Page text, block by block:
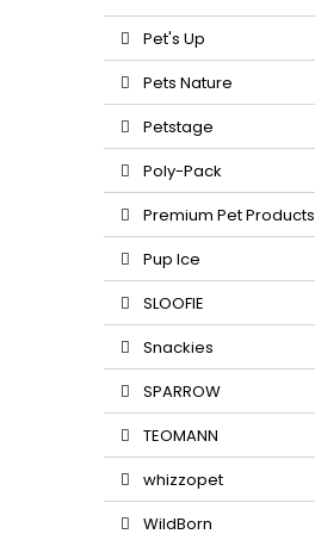
Pet's Up
Pets Nature
Petstage
Poly-Pack
Premium Pet Products
Pup Ice
SLOOFIE
Snackies
SPARROW
TEOMANN
whizzopet
WildBorn